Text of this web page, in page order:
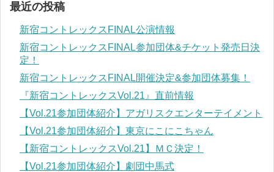
最近の投稿
新宿コントレックスFINAL公演情報
新宿コントレックスFINAL参加団体&チケット発売日決
定！
新宿コントレックスFINAL開催決定&参加団体募集！
『新宿コントレックスVol.21』直前情報
【Vol.21参加団体紹介】アガリスクエンターテイメント
【Vol.21参加団体紹介】東京にこにこちゃん
【新宿コントレックスVol.21】ＭＣ決定！
【Vol.21参加団体紹介】劇団中馬式